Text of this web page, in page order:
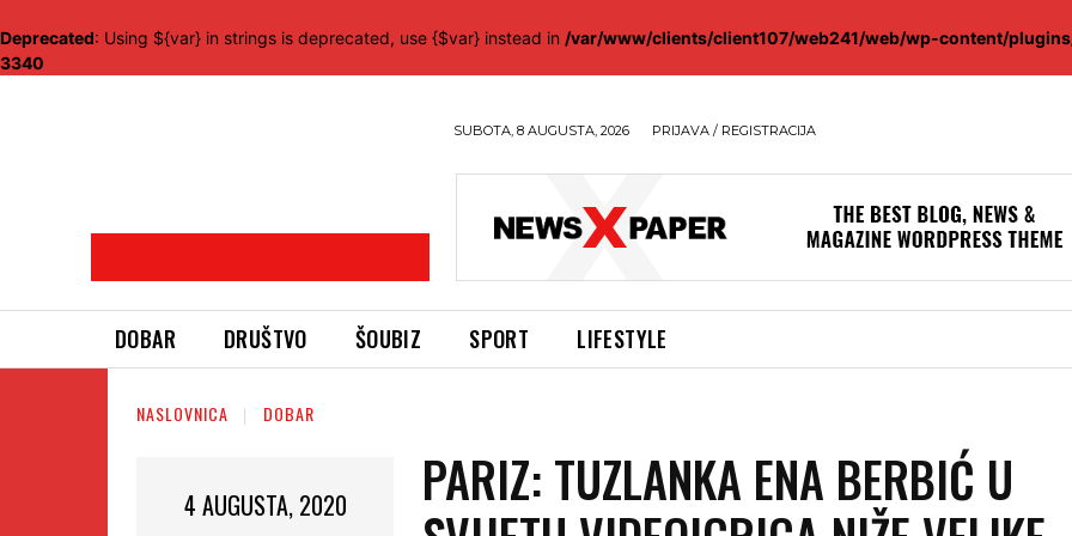
Deprecated: Using ${var} in strings is deprecated, use {$var} instead in /var/www/clients/client107/web241/web/wp-content/
3340
SUBOTA, 8 AUGUSTA, 2026 PRIJAVA / REGISTRACIJA
DOBAR DRUŠTVO ŠOUBIZ SPORT LIFESTYLE
NASLOVNICA DOBAR
4 AUGUSTA, 2020
PARIZ: TUZLANKA ENA BERBIĆ U